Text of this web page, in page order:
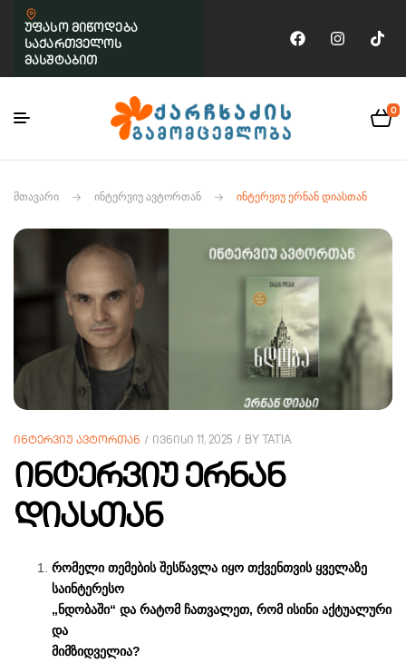
უფასო მიწოდება
საქართველოს
მასშტაბით
0
ᲛᲗᲐᲕᲐᲠᲘ ᲘᲜᲢᲔᲠᲕᲘᲣ ᲐᲕᲢᲝᲠᲗᲐᲜ ᲘᲜᲢᲔᲠᲕᲘᲣ ᲔᲠᲜᲐᲜ ᲓᲘᲐᲡᲗᲐᲜ
ᲘᲜᲢᲔᲠᲕᲘᲣ ᲐᲕᲢᲝᲠᲗᲐᲜ ᲘᲕᲜᲘᲡᲘ 11, 2025 BY TATIA
ინტერვიუ ერნან
დიასთან
რომელი თემების შესწავლა იყო თქვენთვის ყველაზე
საინტერესო
„ნდობაში“ და რატომ ჩათვალეთ, რომ ისინი აქტუალური
და
მიმზიდველია?